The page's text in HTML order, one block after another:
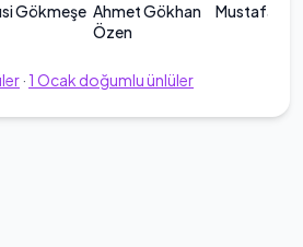
Gökmeşe Ahmet Gökhan
Özen
Mustafa
· 1 Ocak doğumlu ünlüler